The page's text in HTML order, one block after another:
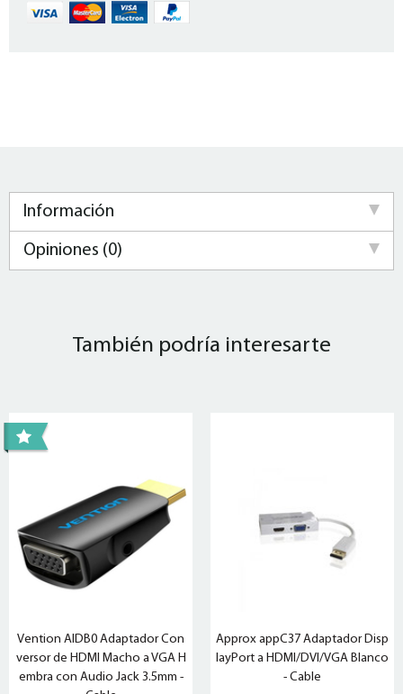
Información
Opiniones (0)
También podría interesarte
Vention AIDB0 Adaptador Con
versor de HDMI Macho a VGA H
embra con Audio Jack 3.5mm -
Approx appC37 Adaptador Disp
layPort a HDMI/DVI/VGA Blanco
- Cable